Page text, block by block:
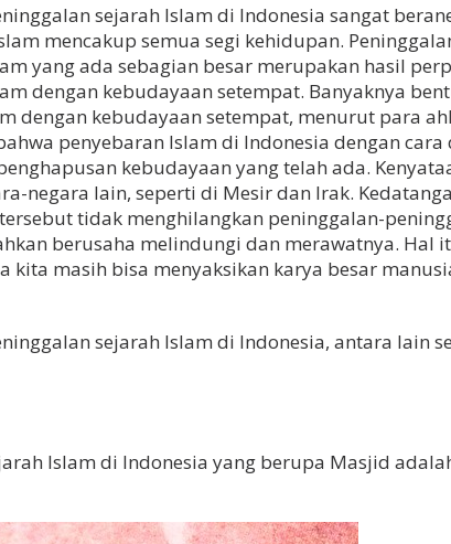
sejarah Islam di Indonesia sangat
mencakup semua segi kehidupan.
yang ada sebagian besar merupakan hasil
dengan kebudayaan setempat. Banyaknya
dengan kebudayaan setempat, menurut para
penyebaran Islam di Indonesia dengan cara
kebudayaan yang telah ada.
negara lain, seperti di Mesir dan Irak.
tidak menghilangkan peninggalan-
berusaha melindungi dan merawatnya. Hal
kita masih bisa menyaksikan karya besar
sejarah Islam di Indonesia, antara lain
Islam di Indonesia yang berupa Masjid